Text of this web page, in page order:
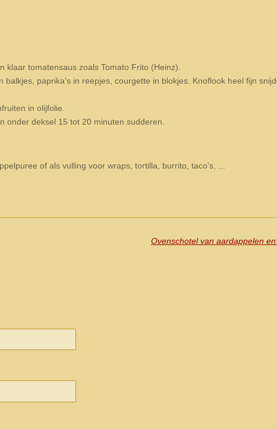
klaar tomatensaus zoals Tomato Frito (Heinz).
balkjes, paprika's in reepjes, courgette in blokjes. Knoflook heel fijn
in olijfolie.
onder deksel 15 tot 20 minuten sudderen.
of als vulling voor wraps, tortilla, burrito, taco's, ...
Ovenschotel van aardappelen